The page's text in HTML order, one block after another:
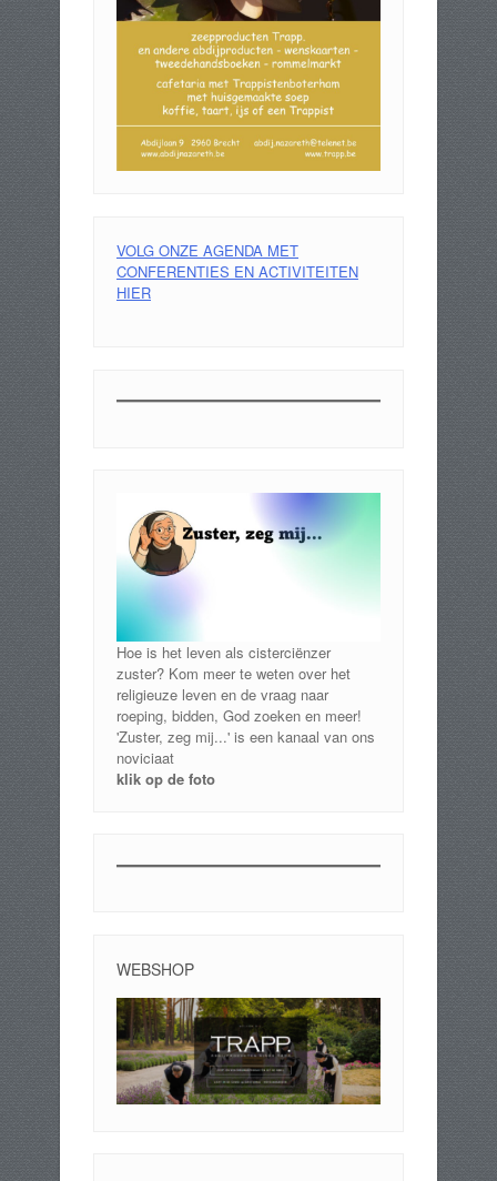
VOLG ONZE AGENDA MET
CONFERENTIES EN ACTIVITEITEN
HIER
Hoe is het leven als cisterciënzer
zuster? Kom meer te weten over het
religieuze leven en de vraag naar
roeping, bidden, God zoeken en meer!
'Zuster, zeg mij...' is een kanaal van ons
noviciaat
klik op de foto
WEBSHOP